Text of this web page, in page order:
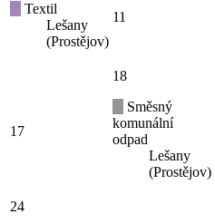
Textil
Lešany
(Prostějov)
11
17
18
Směsný
komunální
odpad
Lešany
(Prostějov)
24